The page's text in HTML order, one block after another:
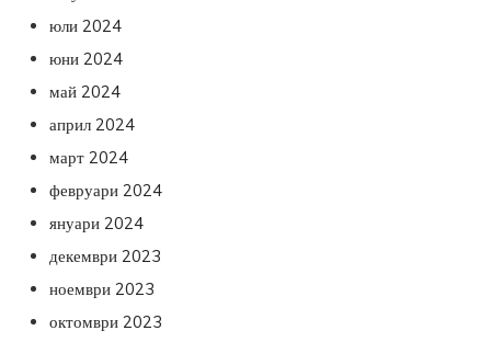
юли 2024
юни 2024
май 2024
април 2024
март 2024
февруари 2024
януари 2024
декември 2023
ноември 2023
октомври 2023